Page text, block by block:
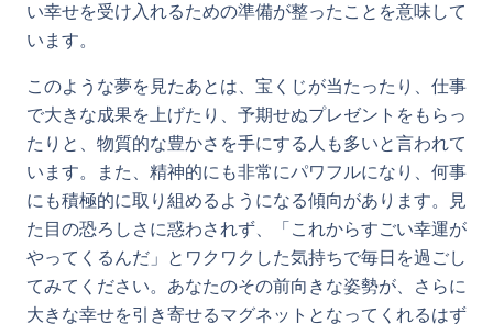
い幸せを受け入れるための準備が整ったことを意味して
います。
このような夢を見たあとは、宝くじが当たったり、仕事
で大きな成果を上げたり、予期せぬプレゼントをもらっ
たりと、物質的な豊かさを手にする人も多いと言われて
います。また、精神的にも非常にパワフルになり、何事
にも積極的に取り組めるようになる傾向があります。見
た目の恐ろしさに惑わされず、「これからすごい幸運が
やってくるんだ」とワクワクした気持ちで毎日を過ごし
てみてください。あなたのその前向きな姿勢が、さらに
大きな幸せを引き寄せるマグネットとなってくれるはず